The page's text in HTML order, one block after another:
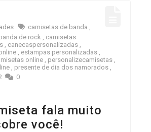
camisetas de banda
de rock
camisetas
canecaspersonalizadas
estampas personalizadas
online
personalizecamisetas
presente de dia dos namorados
0
fala muito
você!